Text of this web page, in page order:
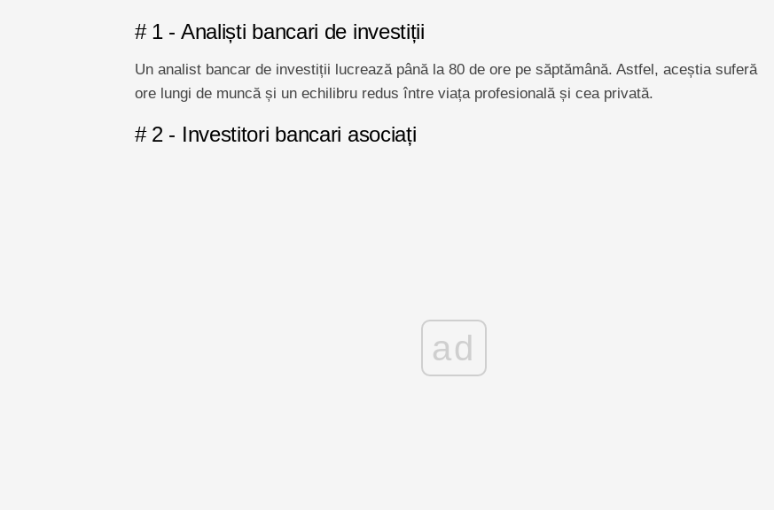
# 1 - Analiști bancari de investiții
Un analist bancar de investiții lucrează până la 80 de ore pe săptămână. Astfel, aceștia suferă
ore lungi de muncă și un echilibru redus între viața profesională și cea privată.
# 2 - Investitori bancari asociați
ad